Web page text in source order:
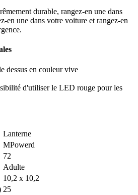
durable, rangez-en une dans
en une dans votre voiture et rangez-en
dessus en couleur vive
d'utiliser le LED rouge pour les
Lanterne
MPowerd
72
Adulte
10,2 x 10,2
25